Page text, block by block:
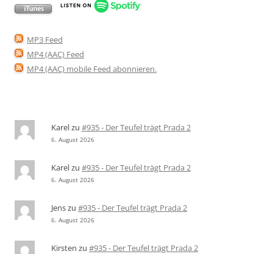
MP3 Feed
MP4 (AAC) Feed
MP4 (AAC) mobile Feed abonnieren.
Karelzu #935 - Der Teufel trägt Prada 2
6. August 2026
Karelzu #935 - Der Teufel trägt Prada 2
6. August 2026
Jenszu #935 - Der Teufel trägt Prada 2
6. August 2026
Kirsten zu #935 - Der Teufel trägt Prada 2